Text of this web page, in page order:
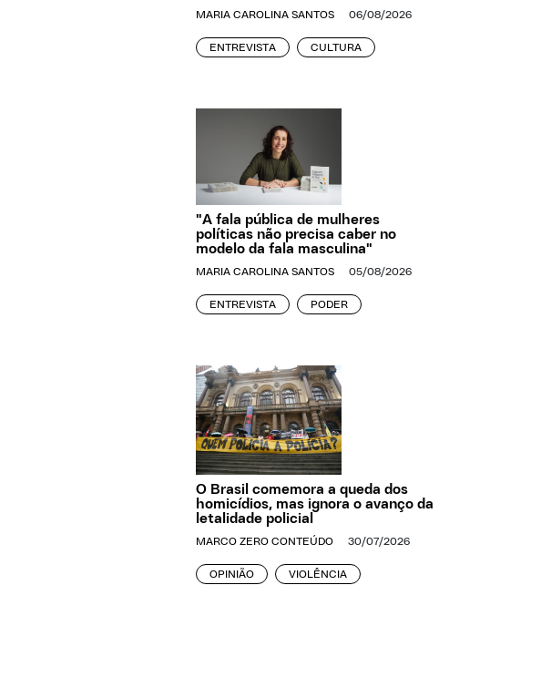
MARIA CAROLINA SANTOS 06/08/2026
ENTREVISTA CULTURA
"A fala pública de mulheres
políticas não precisa caber no
modelo da fala masculina"
MARIA CAROLINA SANTOS 05/08/2026
ENTREVISTA PODER
O Brasil comemora a queda dos
homicídios, mas ignora o avanço da
letalidade policial
MARCO ZERO CONTEÚDO 30/07/2026
OPINIÃO VIOLÊNCIA